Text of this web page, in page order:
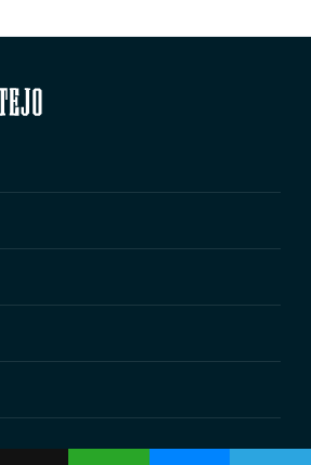
do Ribatejo